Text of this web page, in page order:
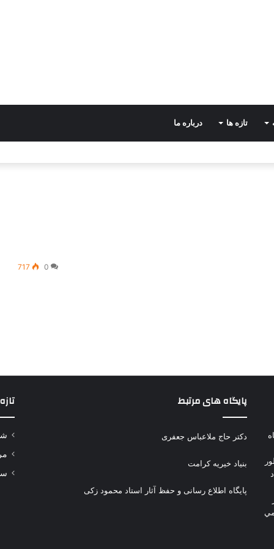
تازه ها درباره ما
0
717
پایگاه های مرتبط
دکتر حاج ملاعباس جعفری
بنیاد خیریه کرامت
پایگاه اطلاع رسانی و حفظ آثار استاد محمود زکی